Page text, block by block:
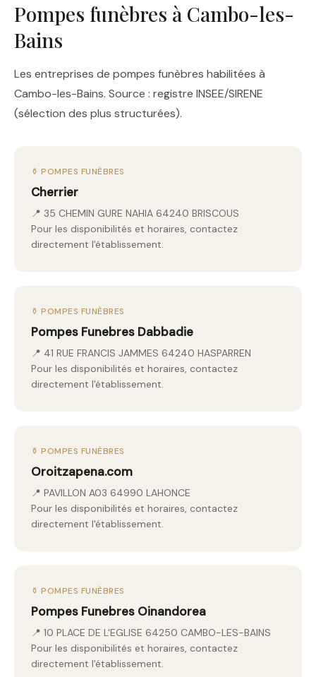
Pompes funèbres à Cambo-les-
Bains
Les entreprises de pompes funèbres habilitées à
Cambo-les-Bains. Source : registre INSEE/SIRENE
(sélection des plus structurées).
⚱️ POMPES FUNÈBRES
Cherrier
📍 35 CHEMIN GURE NAHIA 64240 BRISCOUS
Pour les disponibilités et horaires, contactez
directement l'établissement.
⚱️ POMPES FUNÈBRES
Pompes Funebres Dabbadie
📍 41 RUE FRANCIS JAMMES 64240 HASPARREN
Pour les disponibilités et horaires, contactez
directement l'établissement.
⚱️ POMPES FUNÈBRES
Oroitzapena.com
📍 PAVILLON A03 64990 LAHONCE
Pour les disponibilités et horaires, contactez
directement l'établissement.
⚱️ POMPES FUNÈBRES
Pompes Funebres Oinandorea
📍 10 PLACE DE L'EGLISE 64250 CAMBO-LES-BAINS
Pour les disponibilités et horaires, contactez
directement l'établissement.